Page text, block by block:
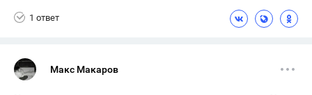
1 ответ
Макс Макаров